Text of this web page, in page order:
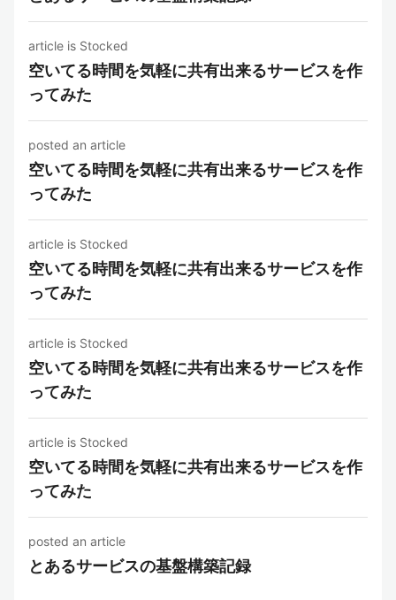
article is Stocked
空いてる時間を気軽に共有出来るサービスを作
ってみた
posted an article
空いてる時間を気軽に共有出来るサービスを作
ってみた
article is Stocked
空いてる時間を気軽に共有出来るサービスを作
ってみた
article is Stocked
空いてる時間を気軽に共有出来るサービスを作
ってみた
article is Stocked
空いてる時間を気軽に共有出来るサービスを作
ってみた
posted an article
とあるサービスの基盤構築記録